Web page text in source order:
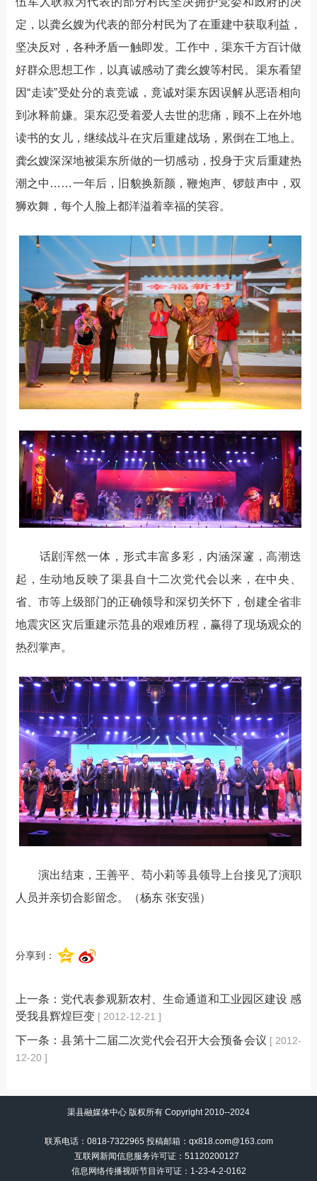
定，以龚幺嫂为代表的部分村民为了在重建中获取利益，
坚决反对，各种矛盾一触即发。工作中，渠东千方百计做
好群众思想工作，以真诚感动了龚幺嫂等村民。渠东看望
因“走读”受处分的袁竞诚，竟诚对渠东因误解从恶语相向
到冰释前嫌。渠东忍受着爱人去世的悲痛，顾不上在外地
读书的女儿，继续战斗在灾后重建战场，累倒在工地上。
龚幺嫂深深地被渠东所做的一切感动，投身于灾后重建热
潮之中……一年后，旧貌换新颜，鞭炮声、锣鼓声中，双
狮欢舞，每个人脸上都洋溢着幸福的笑容。
话剧浑然一体，形式丰富多彩，内涵深邃，高潮迭
起，生动地反映了渠县自十二次党代会以来，在中央、
省、市等上级部门的正确领导和深切关怀下，创建全省非
地震灾区灾后重建示范县的艰难历程，赢得了现场观众的
热烈掌声。
演出结束，王善平、苟小莉等县领导上台接见了演职
人员并亲切合影留念。（杨东 张安强）
分享到：
上一条： 党代表参观新农村、生命通道和工业园区建设 感
受我县辉煌巨变 [ 2012-12-21 ]
下一条：县第十二届二次党代会召开大会预备会议 [ 2012-
12-20 ]
渠县融媒体中心 版权所有 Copyright 2010--2024
联系电话：0818-7322965 投稿邮箱：qx818.com@163.com
互联网新闻信息服务许可证：51120200127
信息网络传播视听节目许可证： 1-23-4-2-0162